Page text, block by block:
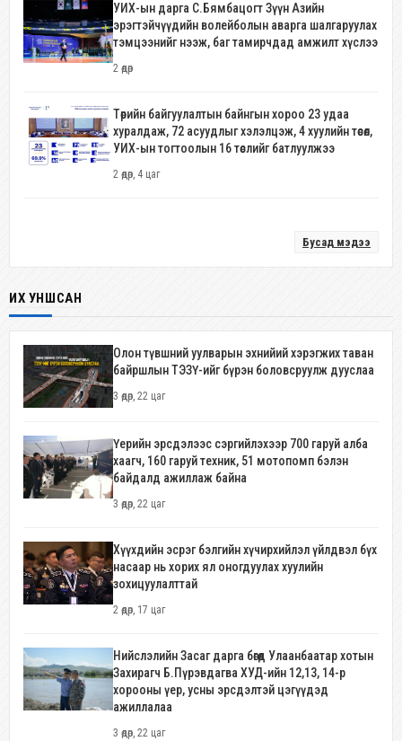
УИХ-ын дарга С.Бямбацогт Зүүн Азийн
эрэгтэйчүүдийн волейболын аварга шалгаруулах
тэмцээнийг нээж, баг тамирчдад амжилт хүслээ
2 өдөр
Төрийн байгуулалтын байнгын хороо 23 удаа
хуралдаж, 72 асуудлыг хэлэлцэж, 4 хуулийн төсөл,
УИХ-ын тогтоолын 16 төслийг батлуулжээ
2 өдөр, 4 цаг
Бусад мэдээ
ИХ УНШСАН
Олон түвшний уулварын эхнийий хэрэгжих таван
байршлын ТЭЗҮ-ийг бүрэн боловсруулж дууслаа
3 өдөр, 22 цаг
Үерийн эрсдэлээс сэргийлэхээр 700 гаруй алба
хаагч, 160 гаруй техник, 51 мотопомп бэлэн
байдалд ажиллаж байна
3 өдөр, 22 цаг
Хүүхдийн эсрэг бэлгийн хүчирхийлэл үйлдвэл бүх
насаар нь хорих ял оногдуулах хуулийн
зохицуулалттай
2 өдөр, 17 цаг
Нийслэлийн Засаг дарга бөгөөд Улаанбаатар хотын
Захирагч Б.Пүрэвдагва ХУД-ийн 12,13, 14-р
хорооны үер, усны эрсдэлтэй цэгүүдэд
ажиллалаа
3 өдөр, 22 цаг